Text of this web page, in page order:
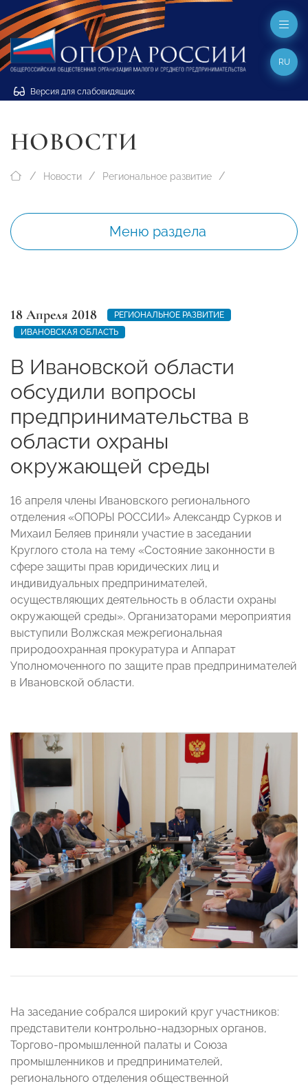
Версия для слабовидящих
RU
НОВОСТИ
Новости Региональное развитие
Меню раздела
18 Апреля 2018
РЕГИОНАЛЬНОЕ РАЗВИТИЕ
ИВАНОВСКАЯ ОБЛАСТЬ
В Ивановской области
обсудили вопросы
предпринимательства в
области охраны
окружающей среды
16 апреля члены Ивановского регионального
отделения «ОПОРЫ РОССИИ» Александр Сурков и
Михаил Беляев приняли участие в заседании
Круглого стола на тему «Состояние законности в
сфере защиты прав юридических лиц и
индивидуальных предпринимателей,
осуществляющих деятельность в области охраны
окружающей среды». Организаторами мероприятия
выступили Волжская межрегиональная
природоохранная прокуратура и Аппарат
Уполномоченного по защите прав предпринимателей
в Ивановской области.
На заседание собрался широкий круг участников:
представители контрольно-надзорных органов,
Торгово-промышленной палаты и Союза
промышленников и предпринимателей,
регионального отделения общественной